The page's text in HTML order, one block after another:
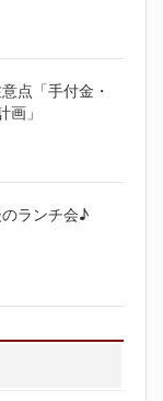
点「手付金・
」
ランチ会♪